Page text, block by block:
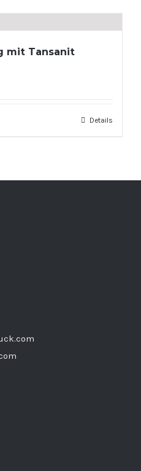
mit Tansanit
Details